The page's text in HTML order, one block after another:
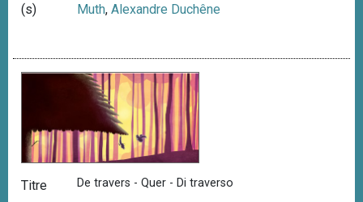
(s)
Muth,Alexandre Duchêne
Titre De travers - Quer - Di traverso